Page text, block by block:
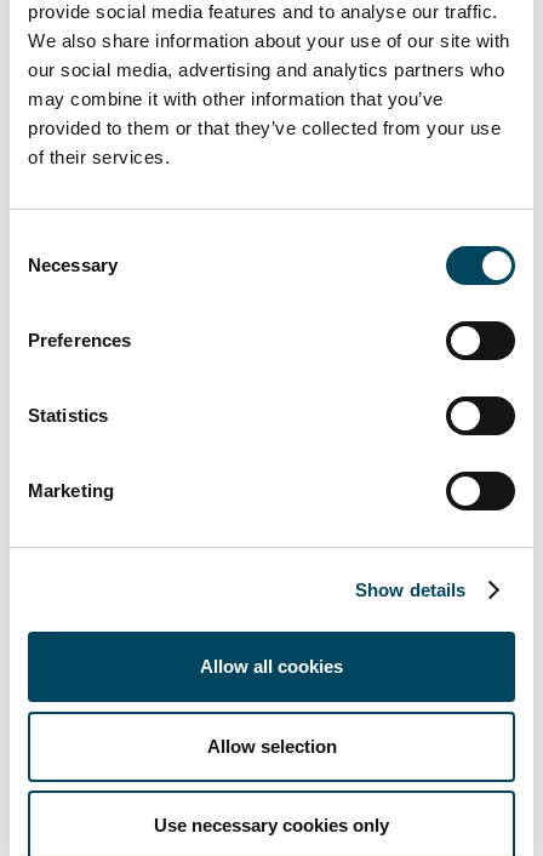
provide social media features and to analyse our traffic.
We also share information about your use of our site with
our social media, advertising and analytics partners who
may combine it with other information that you’ve
provided to them or that they’ve collected from your use
of their services.
Selection
Necessary
Preferences
Statistics
Marketing
Show details
Allow all cookies
Allow selection
Use necessary cookies only
vermittelbar?
Mit welchen
Repositionierungsstrategien wird der
Bestand vor dem Leerstand bewahrt?
eine stabile Nachfrage auf dem
Jens Fieber, Executive Commercial Director
Ulrich Wetterkamp, Director, MOMENI
MODERATION:Klaus Franken,
Geschäftsführender Gesellschafter, Catella
13.45 Uhr
Adaption statt Stillstand: Kreative Lösungen
zur Umnutzung von Büroimmobilien
Liegen Neubauprojekte auf Grund